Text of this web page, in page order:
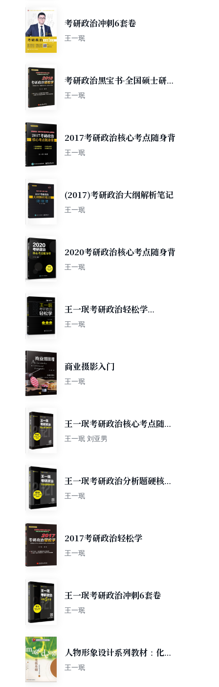
考研政治冲刺6套卷
王一珉
考研政治黑宝书·全国硕士研究
生招生考试·思想政治理论辅导
王一珉
2017考研政治核心考点随身背
王一珉
(2017)考研政治大纲解析笔记
王一珉
2020考研政治核心考点随身背
王一珉
王一珉考研政治轻松学
（2021） 核心考点结构体系
王一珉
商业摄影入门
王一珉
王一珉考研政治核心考点随身
背
王一珉 刘亚男
王一珉考研政治分析题硬核攻
略
王一珉
2017考研政治轻松学
王一珉
王一珉考研政治冲刺6套卷
王一珉
人物形象设计系列教材：化妆
基础
王一珉